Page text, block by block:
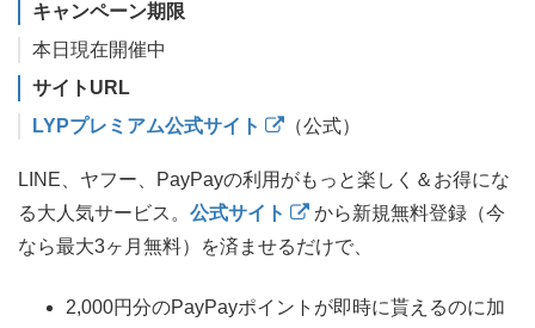
キャンペーン期限
本日現在開催中
サイトURL
LYPプレミアム公式サイト
（公式）
LINE、ヤフー、PayPayの利用がもっと楽しく＆お得にな
る大人気サービス。 公式サイト
から新規無料登録（今
なら最大3ヶ月無料）を済ませるだけで、
2,000円分のPayPayポイントが即時に貰えるのに加